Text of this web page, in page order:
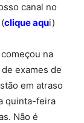
canal no
clique aqui)
na
exames de
em atraso
quinta-feira
Não é